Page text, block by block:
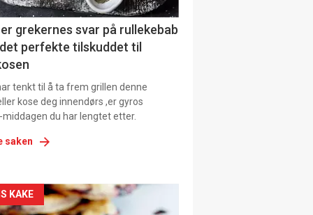
grekernes svar på rullekebab
perfekte tilskuddet til
tenkt til å ta frem grillen denne
kose deg innendørs ,er gyros
du har lengtet etter.
saken
KAKE